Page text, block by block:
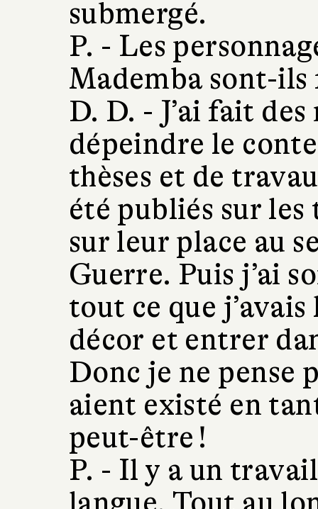
submergé.
P. - Les
Mademba sont-ils
D. D. - J’ai fait
dépeindre le
thèses et de
été publiés sur
sur leur place au
Guerre. Puis j’ai
tout ce que
décor et entrer
Donc je ne pense
aient existé en
peut-être !
P. - Il y a un